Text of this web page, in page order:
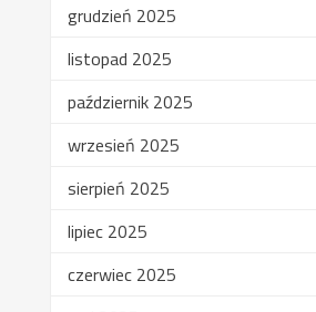
grudzień 2025
listopad 2025
październik 2025
wrzesień 2025
sierpień 2025
lipiec 2025
czerwiec 2025